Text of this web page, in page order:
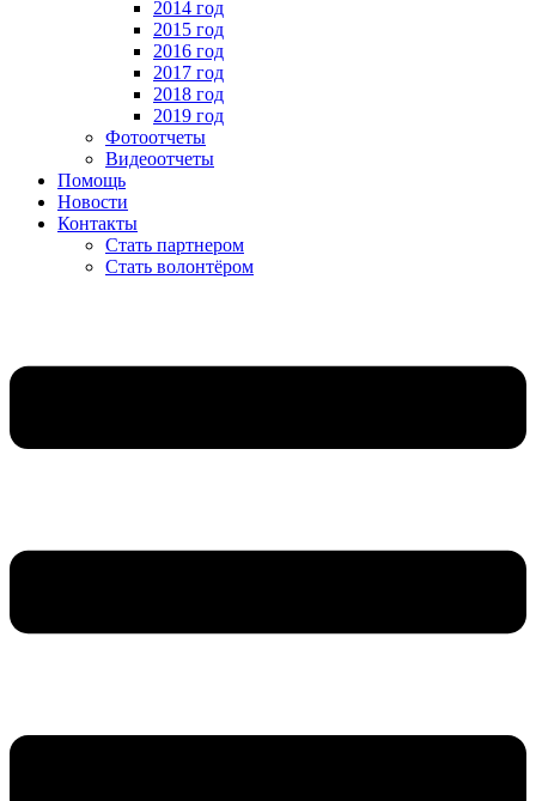
2014 год
2015 год
2016 год
2017 год
2018 год
2019 год
Фотоотчеты
Видеоотчеты
Помощь
Новости
Контакты
Стать партнером
Стать волонтёром